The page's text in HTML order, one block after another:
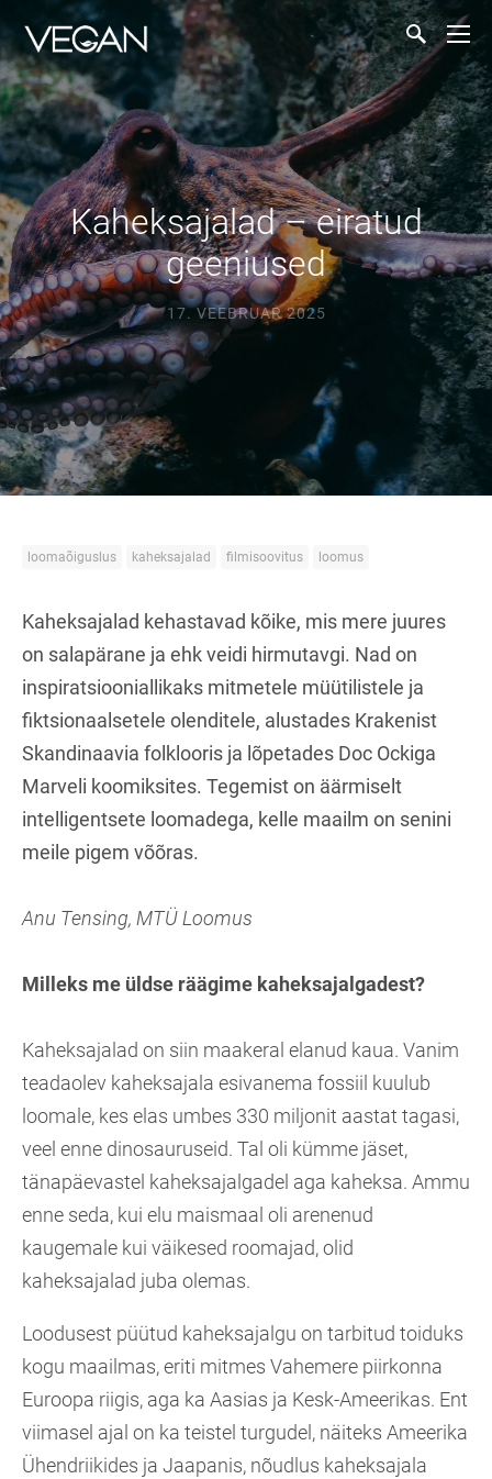
Kaheksajalad – eiratud
geeniused
17. VEEBRUAR 2025
loomaõiguslus kaheksajalad filmisoovitus loomus
Kaheksajalad kehastavad kõike, mis mere juures
on salapärane ja ehk veidi hirmutavgi. Nad on
inspiratsiooniallikaks mitmetele müütilistele ja
fiktsionaalsetele olenditele, alustades Krakenist
Skandinaavia folklooris ja lõpetades Doc Ockiga
Marveli koomiksites. Tegemist on äärmiselt
intelligentsete loomadega, kelle maailm on senini
meile pigem võõras.
Anu Tensing, MTÜ Loomus
Milleks me üldse räägime kaheksajalgadest?
Kaheksajalad on siin maakeral elanud kaua. Vanim
teadaolev kaheksajala esivanema fossiil kuulub
loomale, kes elas umbes 330 miljonit aastat tagasi,
veel enne dinosauruseid. Tal oli kümme jäset,
tänapäevastel kaheksajalgadel aga kaheksa. Ammu
enne seda, kui elu maismaal oli arenenud
kaugemale kui väikesed roomajad, olid
kaheksajalad juba olemas.
Loodusest püütud kaheksajalgu on tarbitud toiduks
kogu maailmas, eriti mitmes Vahemere piirkonna
Euroopa riigis, aga ka Aasias ja Kesk-Ameerikas. Ent
viimasel ajal on ka teistel turgudel, näiteks Ameerika
Ühendriikides ja Jaapanis, nõudlus kaheksajala